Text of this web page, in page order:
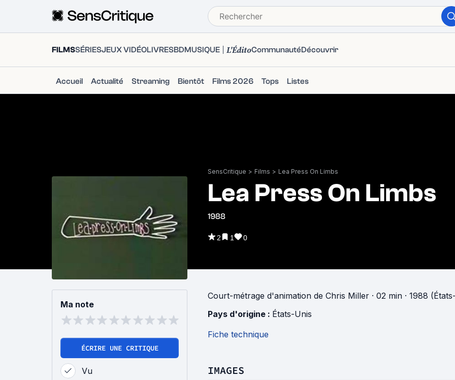
FILMSSÉRIESJEUX VIDÉOLIVRESBDMUSIQUE L'ÉditoCommunautéDécouvrir
Accueil Actualité Streaming Bientôt Films 2026 Tops Listes
SensCritique > Films > Lea Press On Limbs
Lea Press On Limbs
1988
2 1 0
Ma note
ÉCRIRE UNE CRITIQUE
Vu
Court-métrage d'animation de Chris Miller · 02 min · 1988
Pays d'origine : États-Unis
Fiche technique
IMAGES